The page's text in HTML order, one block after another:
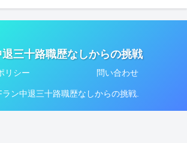
退三十路職歴なしからの挑戦
リシー 問い合わせ
ン中退三十路職歴なしからの挑戦.